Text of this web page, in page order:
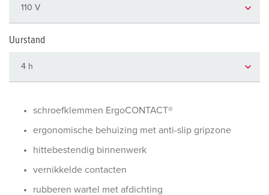
Uurstand
schroefklemmen ErgoCONTACT®
ergonomische behuizing met anti-slip gripzone
hittebestendig binnenwerk
vernikkelde contacten
rubberen wartel met afdichting